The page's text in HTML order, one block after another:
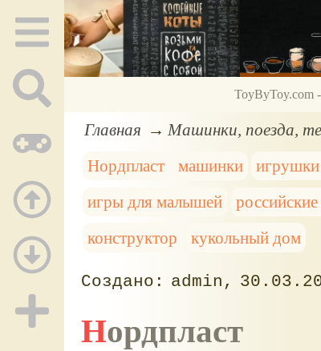
ToyByToy.com
Главная Машинки, поезда,
Нордпласт
машинки игрушки
игры для малышей
конструктор
кукольный дом
admin
Нордпласт